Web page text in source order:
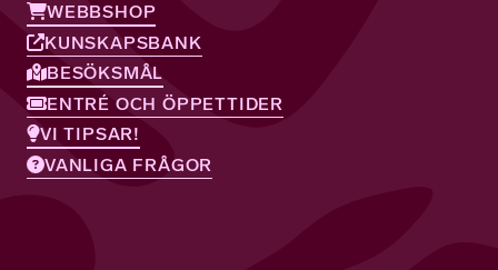
WEBBSHOP
KUNSKAPSBANK
BESÖKSMÅL
ENTRÉ OCH ÖPPETTIDER
VI TIPSAR!
VANLIGA FRÅGOR